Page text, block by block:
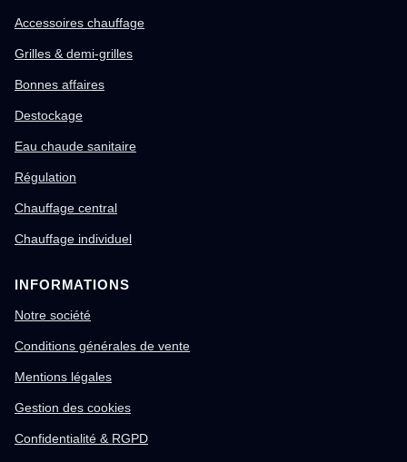
Accessoires chauffage
Grilles & demi-grilles
Bonnes affaires
Destockage
Eau chaude sanitaire
Régulation
Chauffage central
Chauffage individuel
INFORMATIONS
Notre société
Conditions générales de vente
Mentions légales
Gestion des cookies
Confidentialité & RGPD